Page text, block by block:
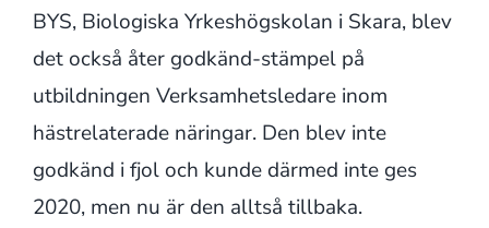
BYS, Biologiska Yrkeshögskolan i Skara, blev
det också åter godkänd-stämpel på
utbildningen Verksamhetsledare inom
hästrelaterade näringar. Den blev inte
godkänd i fjol och kunde därmed inte ges
2020, men nu är den alltså tillbaka.